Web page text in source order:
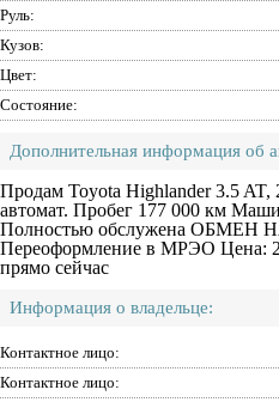
Руль:
Кузов:
Цвет:
Состояние:
Дополнительная информация об
Продам Toyota Highlander 3.5
автомат. Пробег 177 000 км
Полностью обслужена
Переоформление в МРЭО Цена: 2
прямо сейчас
Информация о владельце:
Контактное лицо:
Контактное лицо: